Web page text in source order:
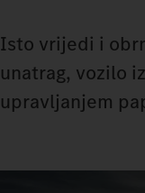
Isto vrijedi i
unatrag, vozilo
upravljanjem